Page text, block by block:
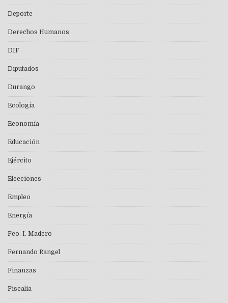
Deporte
Derechos Humanos
DIF
Diputados
Durango
Ecología
Economía
Educación
Ejército
Elecciones
Empleo
Energía
Fco. I. Madero
Fernando Rangel
Finanzas
Fiscalía